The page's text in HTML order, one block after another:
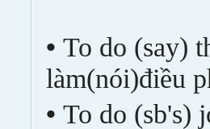
• To do (say)
làm(nói)điều
• To do (sb's)